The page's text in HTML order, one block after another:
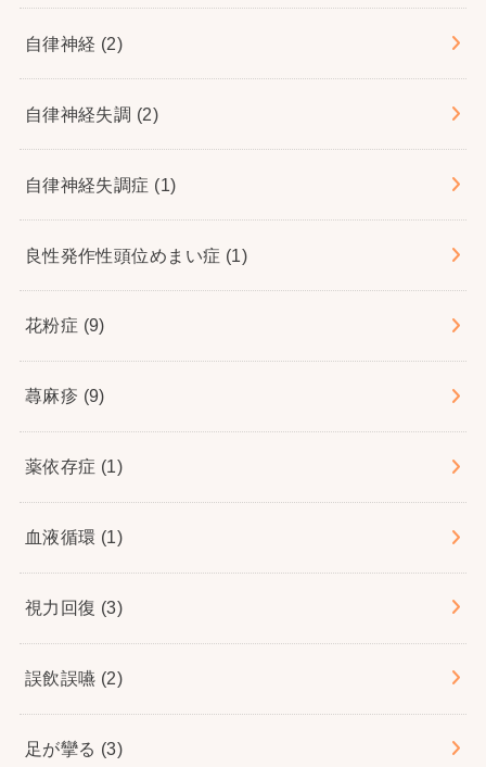
自律神経 (2)
自律神経失調 (2)
自律神経失調症 (1)
良性発作性頭位めまい症 (1)
花粉症 (9)
蕁麻疹 (9)
薬依存症 (1)
血液循環 (1)
視力回復 (3)
誤飲誤嚥 (2)
足が攣る (3)